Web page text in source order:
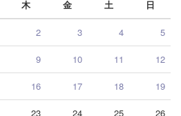
木 金 土 日
2 3 4 5
9 10 11 12
16 17 18 19
23 24 25 26